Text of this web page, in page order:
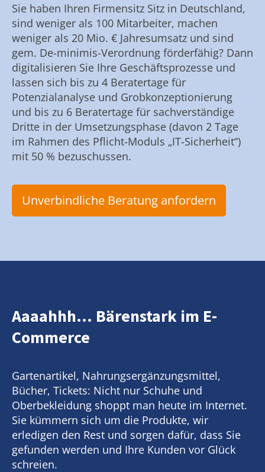
Sie haben Ihren Firmensitz Sitz in Deutschland,
sind weniger als 100 Mitarbeiter, machen
weniger als 20 Mio. € Jahresumsatz und sind
gem. De-minimis-Verordnung förderfähig? Dann
digitalisieren Sie Ihre Geschäftsprozesse und
lassen sich bis zu 4 Beratertage für
Potenzialanalyse und Grobkonzeptionierung
und bis zu 6 Beratertage für sachverständige
Dritte in der Umsetzungsphase (davon 2 Tage
im Rahmen des Pflicht-Moduls „IT-Sicherheit“)
mit 50 % bezuschussen.
Unverbindliche Beratung anfordern
Aaaahhh... Bärenstark im E-
Commerce
Gartenartikel, Nahrungsergänzungsmittel,
Bücher, Tickets: Nicht nur Schuhe und
Oberbekleidung shoppt man heute im Internet.
Sie kümmern sich um die Produkte, wir
erledigen den Rest und sorgen dafür, dass Sie
gefunden werden und Ihre Kunden vor Glück
schreien.